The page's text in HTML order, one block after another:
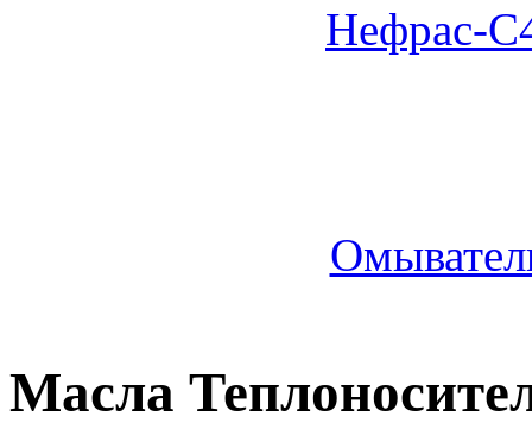
Нефрас-
Масла